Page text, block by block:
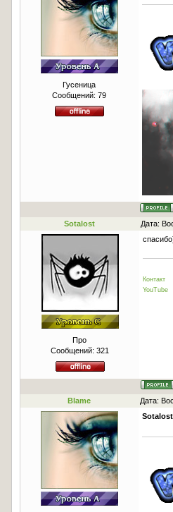
Гусеница
Сообщений:79
Sotalost Дата:
Про
Сообщений: 321
Контакт
YouTube
Blame Дата:
Sotalost